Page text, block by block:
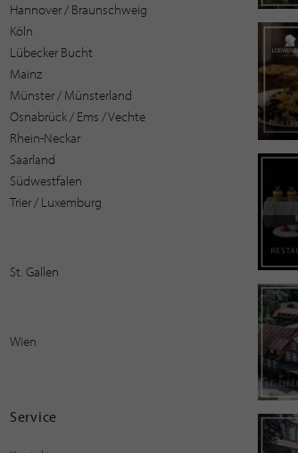
Hannover / Braunschweig
Köln
Lübecker Bucht
Mainz
Münster / Münsterland
Osnabrück / Ems / Vechte
Rhein-Neckar
Saarland
Südwestfalen
Trier / Luxemburg
St. Gallen
Wien
Service